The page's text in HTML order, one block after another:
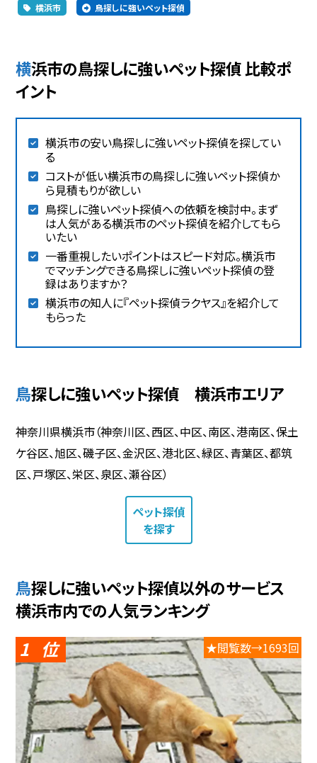
横浜市 鳥探しに強いペット探偵
横浜市の鳥探しに強いペット探偵 比較ポ
イント
横浜市の安い鳥探しに強いペット探偵を探してい
る
コストが低い横浜市の鳥探しに強いペット探偵か
ら見積もりが欲しい
鳥探しに強いペット探偵への依頼を検討中。まず
は人気がある横浜市のペット探偵を紹介してもら
いたい
一番重視したいポイントはスピード対応。横浜市
でマッチングできる鳥探しに強いペット探偵の登
録はありますか？
横浜市の知人に『ペット探偵ラクヤス』を紹介して
もらった
鳥探しに強いペット探偵 横浜市エリア
神奈川県横浜市（神奈川区、西区、中区、南区、港南区、保土
ケ谷区、旭区、磯子区、金沢区、港北区、緑区、青葉区、都筑
区、戸塚区、栄区、泉区、瀬谷区）
ペット探偵
を探す
鳥探しに強いペット探偵以外のサービス
横浜市内での人気ランキング
1 ★閲覧数→1693回